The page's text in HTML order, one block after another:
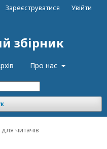
збірник
Про нас
Зареєструватися Увійти
читачів